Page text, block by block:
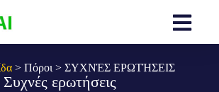
> Πόροι >ΣΥΧΝΈΣ ΕΡΩΤΉΣΕΙΣ
Συχνές ερωτήσεις